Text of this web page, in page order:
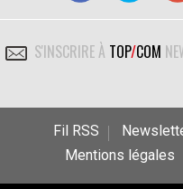
S'INSCRIRE À TOP/COM
Fil RSS
Mentions légales